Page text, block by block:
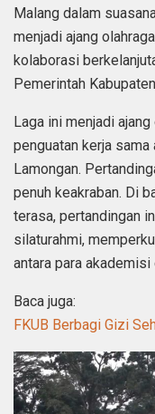
Malang dalam
menjadi ajang
kolaborasi
Pemerintah
Laga ini menjadi
penguatan kerja sama
Lamongan.
penuh keakraban. Di
terasa, pertandingan
silaturahmi,
antara para akademisi
Baca juga:
FKUB Berbagi Gizi